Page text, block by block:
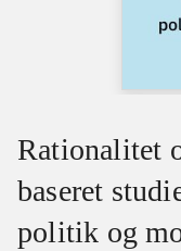
Rationalitet
baseret
politik og